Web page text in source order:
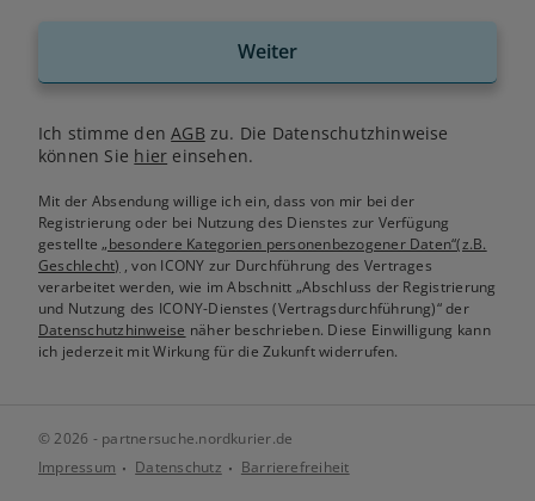
Weiter
Ich stimme denAGB zu. Die Datenschutzhinweise
können Sie hier einsehen.
Mit der Absendung willige ich ein, dass von mir bei der
Registrierung oder bei Nutzung des Dienstes zur Verfügung
gestellte„besondere Kategorien personenbezogener Daten“(z.B.
Geschlecht) , von ICONY zur Durchführung des Vertrages
verarbeitet werden, wie im Abschnitt „Abschluss der Registrierung
und Nutzung des ICONY-Dienstes (Vertragsdurchführung)“ der
Datenschutzhinweise näher beschrieben. Diese Einwilligung kann
ich jederzeit mit Wirkung für die Zukunft widerrufen.
© 2026 - partnersuche.nordkurier.de
Impressum
Datenschutz Barrierefreiheit